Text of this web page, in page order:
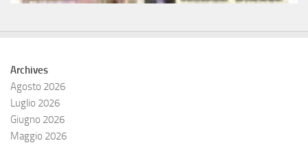
Archives
Agosto 2026
Luglio 2026
Giugno 2026
Maggio 2026